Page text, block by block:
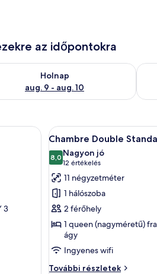
az időpontokra
8 - aug. 9
Holnap
aug. 9 - aug. 10
rendelkezésre állás ellenőrzése:
A
ággyal, zöld, textúrázott fallal és
3
A
következő
szoba
összes
képének
megtekintése:
Chambre
Double
Standard
12m²
-
17
Chambre Double
8,010-ből 8,0
Nagyon jó
12 értékelés
(12
értékelés)
11 négyzetméter
1 hálószoba
2 férőhely
1 queen (nagyméretű)
ágy
Ingyenes wifi
További részletek
Chambre